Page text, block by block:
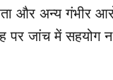
और अन्य गंभीर
पर जांच में